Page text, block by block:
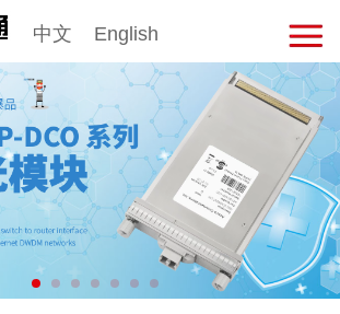
中文 English
击
展
开
菜
单